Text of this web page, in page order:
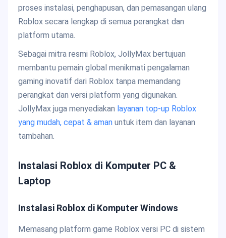
proses instalasi, penghapusan, dan pemasangan ulang
Roblox secara lengkap di semua perangkat dan
platform utama.
Sebagai mitra resmi Roblox, JollyMax bertujuan
membantu pemain global menikmati pengalaman
gaming inovatif dari Roblox tanpa memandang
perangkat dan versi platform yang digunakan.
JollyMax juga menyediakan layanan top-up Roblox
yang mudah, cepat & aman untuk item dan layanan
tambahan.
Instalasi Roblox di Komputer PC &
Laptop
Instalasi Roblox di Komputer Windows
Memasang platform game Roblox versi PC di sistem